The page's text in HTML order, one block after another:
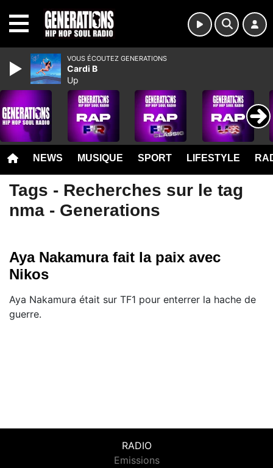
NEWS MUSIQUE SPORT LIFESTYLE
Tags - Recherches sur le tag
nma - Generations
Aya Nakamura fait la paix avec
Nikos
Aya Nakamura était sur TF1 pour enterrer la hache de
guerre.
RADIO
Emissions
VOUS ÉCOUTEZ GENERATIONS
Cardi B
Up